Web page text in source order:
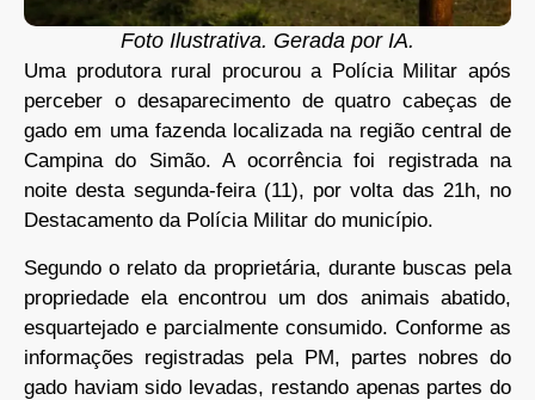
Foto Ilustrativa. Gerada por IA.
Uma produtora rural procurou a Polícia Militar após
perceber o desaparecimento de quatro cabeças de
gado em uma fazenda localizada na região central de
Campina do Simão. A ocorrência foi registrada na
noite desta segunda-feira (11), por volta das 21h, no
Destacamento da Polícia Militar do município.
Segundo o relato da proprietária, durante buscas pela
propriedade ela encontrou um dos animais abatido,
esquartejado e parcialmente consumido. Conforme as
informações registradas pela PM, partes nobres do
gado haviam sido levadas, restando apenas partes do